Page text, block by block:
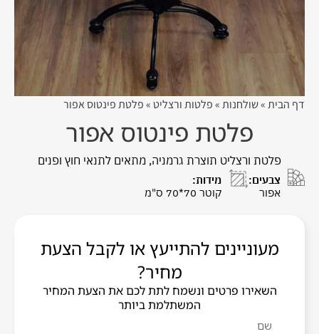
דף הבית»שולחנות»פלטות ורצליט»פלטת פינטוס אפור
פלטת פינטוס אפור
פלטת ורצליט תוצרת גרמניה, מתאים לתנאי חוץ ופנים
צבעים:
אפור
מידות:
קוטר 70*70 ס"מ
מעוניינים להתייעץ או לקבל הצעת
מחיר?
השאירו פרטים ונשמח לתת לכם את הצעת המחיר
המשתלמת ביותר